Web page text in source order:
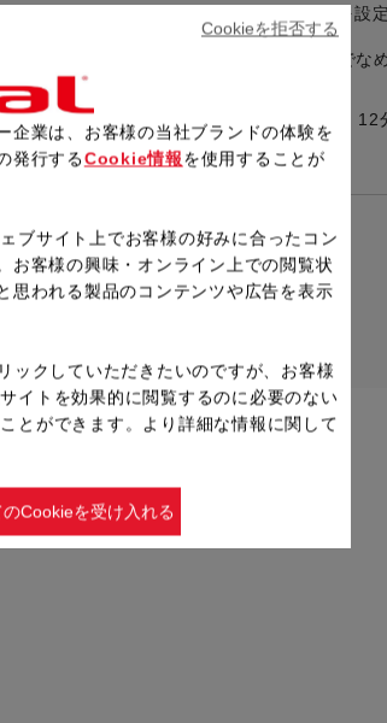
し具合を確認しながら少し長めに蒸し時間を設
ボールに【A】を入れ、ハンドブレンダーで
作る。
手順1を20等分し、シュウマイの皮で包み、12
酢、しょうゆ、からしを添える。
へ戻る
企業は、お客様の当社ブランドの体験を
発行するCookie情報 を使用することが
ブサイト上でお客様の好みに合ったコン
お客様の興味・オンライン上での閲覧状
思われる製品のコンテンツや広告を表示
ックしていただきたいのですが、お客様
イトを効果的に閲覧するのに必要のない
とができます。より詳細な情報に関して
Cookieを拒否する
Cookieを受け入れる